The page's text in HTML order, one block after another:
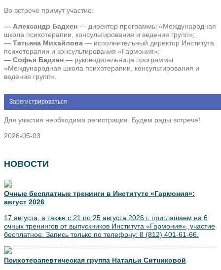
Во встрече примут участие:
— Александр Бадхен — директор программы «Международная
школа психотерапии, консультирования и ведения групп»;
— Татьяна Михайлова — исполнительный директор Института
психотерапии и консультирования «Гармония»;
— Софья Бадхен — руководительница программы
«Международная школа психотерапии, консультирования и
ведения групп».
Зарегистрироваться
Для участия необходима регистрация. Будем рады встрече!
2026-05-03
НОВОСТИ
Очные бесплатные тренинги в Институте «Гармония»:
август 2026
17 августа, а также с 21 по 25 августа 2026 г. приглашаем на 6
очных тренингов от выпускников Института «Гармония», участие
бесплатное. Запись только по телефону: 8 (812) 401-61-66.
Психотерапевтическая группа Натальи Ситниковой